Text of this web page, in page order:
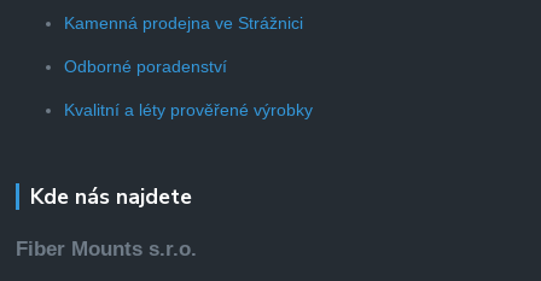
Kamenná prodejna ve Strážnici
Odborné poradenství
Kvalitní a léty prověřené výrobky
Kde nás najdete
Fiber Mounts s.r.o.